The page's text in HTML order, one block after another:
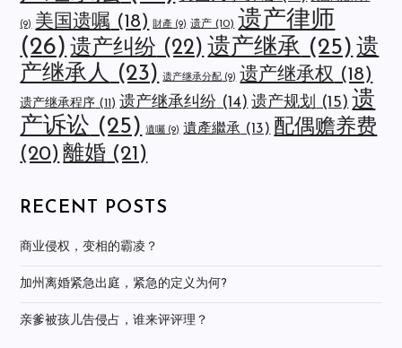
(9) 美国遗嘱 (18) 財產 (9) 遗产 (10) 遗产律师
(26) 遗产纠纷 (22) 遗产继承 (25) 遗
产继承人 (23) 遗产继承分配 (9) 遗产继承权 (18)
遗产继承程序 (11) 遗产继承纠纷 (14) 遗产规划 (15) 遗
产诉讼 (25) 遺囑 (9) 遺產繼承 (13) 配偶赡养费
(20) 離婚 (21)
RECENT POSTS
商业侵权，变相的霸凌？
加州离婚紧急出庭，紧急的定义为何?
亲爹被孩儿告侵占，谁来评评理？